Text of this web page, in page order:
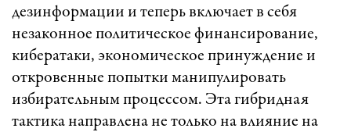
дезинформации и теперь включает в себя
незаконное политическое финансирование,
кибератаки, экономическое принуждение и
откровенные попытки манипулировать
избирательным процессом. Эта гибридная
тактика направлена ​​не только на влияние на